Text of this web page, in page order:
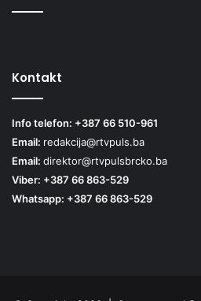
Kontakt
Info telefon: +387 66 510-961
Email: redakcija@rtvpuls.ba
Email: direktor@rtvpulsbrcko.ba
Viber: +387 66 863-529
Whatsapp: +387 66 863-529